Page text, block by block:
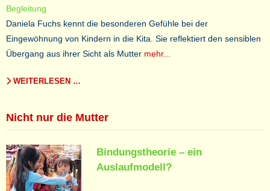
Begleitung
Daniela Fuchs kennt die besonderen Gefühle bei der
Eingewöhnung von Kindern in die Kita. Sie reflektiert den sensiblen
Übergang aus ihrer Sicht als Mutter mehr...
WEITERLESEN …
Nicht nur die Mutter
Bindungstheorie – ein
Auslaufmodell?